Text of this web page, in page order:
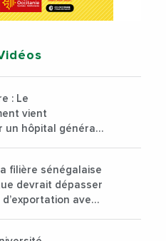
: Le
vient
un hôpital général
filière sénégalaise
devrait dépasser
avec